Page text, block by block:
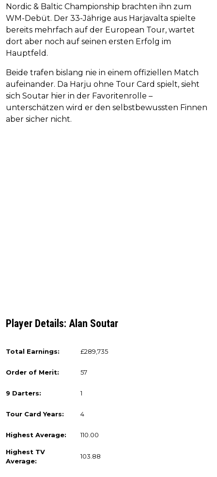
Nordic & Baltic Championship brachten ihn zum
WM-Debüt. Der 33-Jährige aus Harjavalta spielte
bereits mehrfach auf der European Tour, wartet
dort aber noch auf seinen ersten Erfolg im
Hauptfeld.
Beide trafen bislang nie in einem offiziellen Match
aufeinander. Da Harju ohne Tour Card spielt, sieht
sich Soutar hier in der Favoritenrolle –
unterschätzen wird er den selbstbewussten Finnen
aber sicher nicht.
Player Details: Alan Soutar
Total Earnings: £289,735
Order of Merit: 57
9 Darters: 1
Tour Card Years: 4
Highest Average: 110.00
Highest TV
Average:
103.88